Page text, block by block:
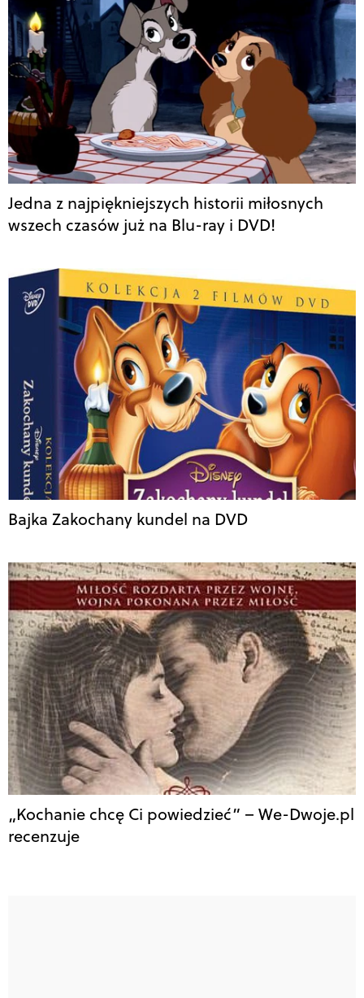
Jedna z najpiękniejszych historii miłosnych
wszech czasów już na Blu-ray i DVD!
Bajka Zakochany kundel na DVD
„Kochanie chcę Ci powiedzieć” – We-Dwoje.pl
recenzuje